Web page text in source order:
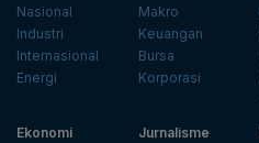
Nasional
Industri
Internasional
Energi
Makro
Keuangan
Bursa
Korporasi
Ekonomi
Jurnalisme